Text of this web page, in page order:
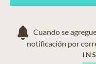
Cuando se
notificación por